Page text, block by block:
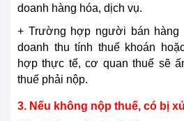
doanh hàng hóa, dịch vụ.
+ Trường hợp người bán hàng
doanh thu tính thuế khoán
hợp thực tế, cơ quan thuế sẽ
thuế phải nộp.
3. Nếu không nộp thuế, có bị